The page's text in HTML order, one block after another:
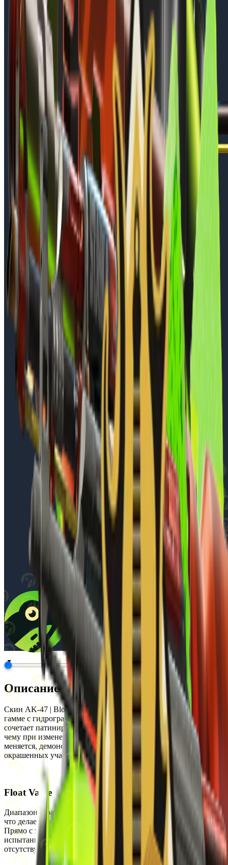
Описание
Скин AK-47 | Bloodsport выполнен в красно-жёлтой цветовой
гамме с гидрографическим узором. Оружейная отделка
сочетает патинированные и окрашенные элементы, благодаря
чему при изменении Float Value детализация визуально
меняется, демонстрируя царапины и потёртости на
окрашенных участках и потемнение патинированных.
Float Value
Диапазон Float Value для этого скина составляет от 0 до 0.45,
что делает его доступным в следующих состояниях износа:
Прямо с завода, Немного поношенное, После полевых
испытаний и Поношенное. StatTrak версия для данного скина
отсутствует.